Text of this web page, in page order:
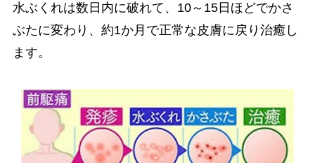
水ぶくれは数日内に破れて、10～15日ほどでかさ
ぶたに変わり、約1か月で正常な皮膚に戻り治癒し
ます。